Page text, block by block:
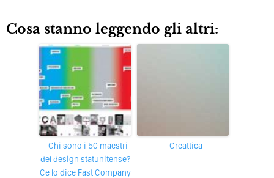
Cosa stanno leggendo gli altri:
Chi sono i 50 maestri
del design statunitense?
Ce lo dice Fast Company
Creattica